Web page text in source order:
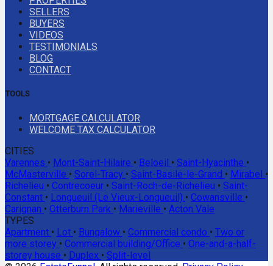
SELLERS
BUYERS
VIDEOS
TESTIMONIALS
BLOG
CONTACT
TOOLS
MORTGAGE CALCULATOR
WELCOME TAX CALCULATOR
CITIES
Varennes • Mont-Saint-Hilaire • Beloeil • Saint-Hyacinthe •
McMasterville • Sorel-Tracy • Saint-Basile-le-Grand • Mirabel •
Richelieu • Contrecoeur • Saint-Roch-de-Richelieu • Saint-
Constant • Longueuil (Le Vieux-Longueuil) • Cowansville •
Carignan • Otterburn Park • Marieville • Acton Vale
TYPES
Apartment • Lot • Bungalow • Commercial condo • Two or
more storey • Commercial building/Office • One-and-a-half-
storey house • Duplex • Split-level